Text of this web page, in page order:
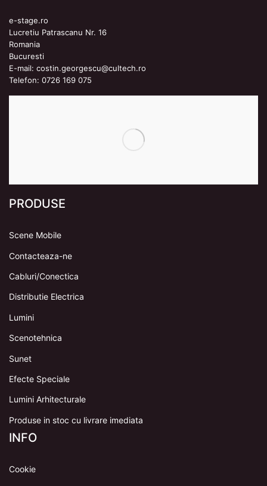
e-stage.ro
Lucretiu Patrascanu Nr. 16
Romania
Bucuresti
E-mail: costin.georgescu@cultech.ro
Telefon: 0726 169 075
PRODUSE
Scene Mobile
Contacteaza-ne
Cabluri/Conectica
Distributie Electrica
Lumini
Scenotehnica
Sunet
Efecte Speciale
Lumini Arhitecturale
Produse in stoc cu livrare imediata
INFO
Cookie